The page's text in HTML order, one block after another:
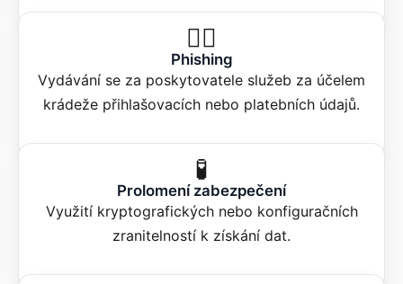
🕵️‍♂️
Phishing
Vydávání se za poskytovatele služeb za účelem
krádeže přihlašovacích nebo platebních údajů.
🧪
Prolomení zabezpečení
Využití kryptografických nebo konfiguračních
zranitelností k získání dat.